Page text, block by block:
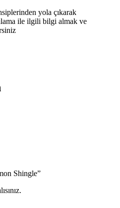
yola çıkarak
ile ilgili bilgi almak ve
Shingle”